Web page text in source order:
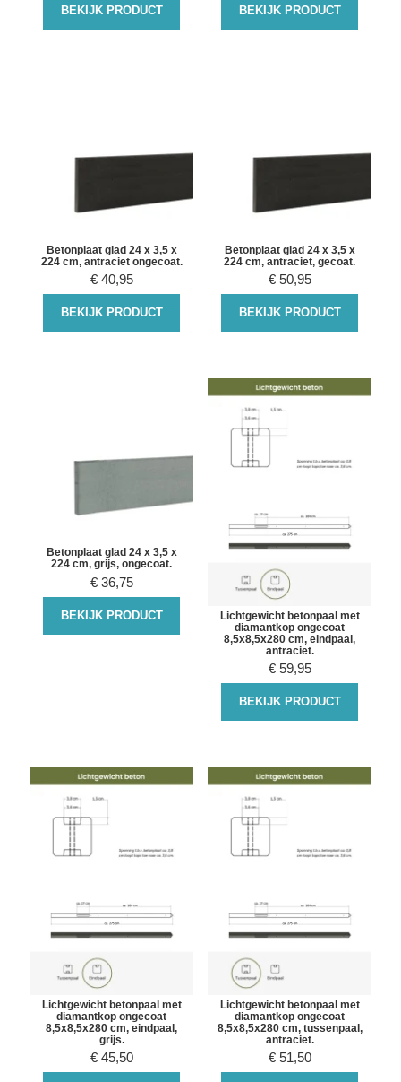
BEKIJK PRODUCT BEKIJK PRODUCT
Betonplaat glad 24 x 3,5 x
224 cm, antraciet ongecoat.
€ 40,95
BEKIJK PRODUCT
Betonplaat glad 24 x 3,5 x
224 cm, antraciet, gecoat.
€ 50,95
BEKIJK PRODUCT
Betonplaat glad 24 x 3,5 x
224 cm, grijs, ongecoat.
€ 36,75
BEKIJK PRODUCT
Lichtgewicht betonpaal met
diamantkop ongecoat
8,5x8,5x280 cm, eindpaal,
antraciet.
€ 59,95
BEKIJK PRODUCT
Lichtgewicht betonpaal met
diamantkop ongecoat
8,5x8,5x280 cm, eindpaal,
grijs.
€ 45,50
Lichtgewicht betonpaal met
diamantkop ongecoat
8,5x8,5x280 cm, tussenpaal,
antraciet.
€ 51,50